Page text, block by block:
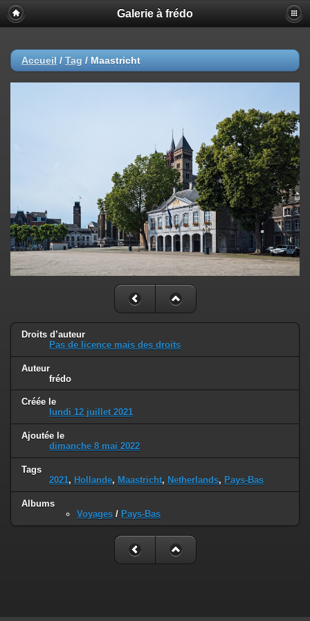
Galerie à frédo
Accueil / Tag / Maastricht
Droits d’auteur
Pas de licence mais des droits
Auteur
frédo
Créée le
lundi 12 juillet 2021
Ajoutée le
dimanche 8 mai 2022
Tags
2021, Hollande, Maastricht, Netherlands, Pays-Bas
Albums
Voyages / Pays-Bas